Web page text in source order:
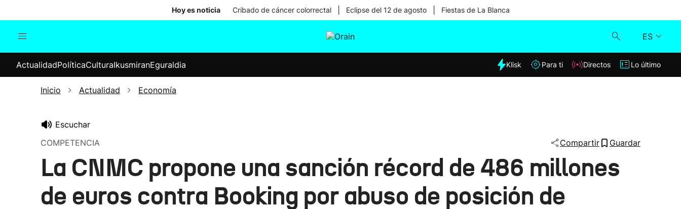
Hoy es noticia Cribado de cáncer colorrectal Eclipse del 12 de agosto Fiestas de La Blanca
ES
Internacional
Elecciones
Klisk
ActualidadPolíticaCulturaIkusmiranEguraldia Klisk Para ti Directos Lo último
Inicio Actualidad Economía
Escuchar
COMPETENCIA
Compartir Guardar
La CNMC propone una sanción récord de 486 millones
de euros contra Booking por abuso de posición de